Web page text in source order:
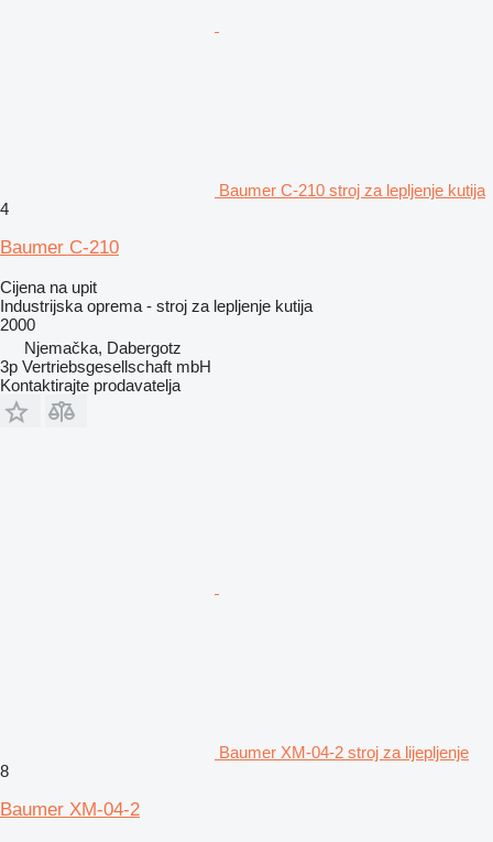
Baumer C-210 stroj za lepljenje kutija
4
Baumer C-210
Cijena na upit
Industrijska oprema - stroj za lepljenje kutija
2000
Njemačka, Dabergotz
3p Vertriebsgesellschaft mbH
Kontaktirajte prodavatelja
Baumer XM-04-2 stroj za lijepljenje
8
Baumer XM-04-2